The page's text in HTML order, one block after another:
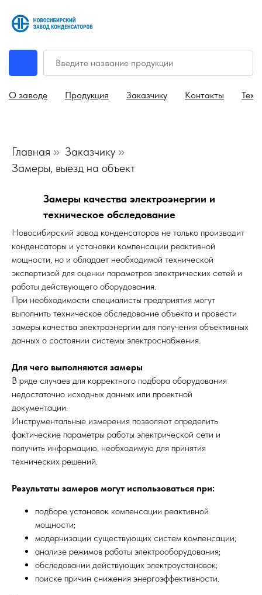
О заводе Продукция Заказчику Контакты
Главная » Заказчику »
Замеры, выезд на объект
Замеры качества электроэнергии и
техническое обследование
Новосибирский завод конденсаторов не только производит
конденсаторы и установки компенсации реактивной
мощности, но и обладает необходимой технической
экспертизой для оценки параметров электрических сетей и
работы действующего оборудования.
При необходимости специалисты предприятия могут
выполнить техническое обследование объекта и провести
замеры качества электроэнергии для получения объективных
данных о состоянии системы электроснабжения.
Для чего выполняются замеры
В ряде случаев для корректного подбора оборудования
недостаточно исходных данных или проектной
документации.
Инструментальные измерения позволяют определить
фактические параметры работы электрической сети и
получить информацию, необходимую для принятия
технических решений.
Результаты замеров могут использоваться при:
подборе установок компенсации реактивной
мощности;
модернизации существующих систем компенсации;
анализе режимов работы электрооборудования;
обследовании действующих электроустановок;
поиске причин снижения энергоэффективности.